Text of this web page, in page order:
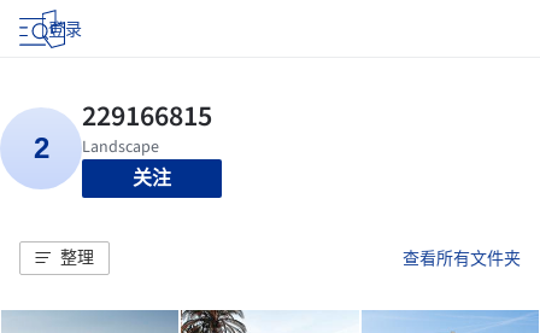
登录
关注
整理 查看所有文件夹